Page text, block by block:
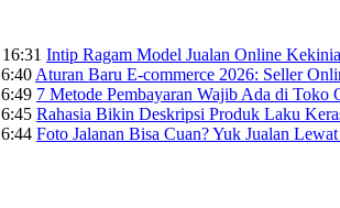
Intip Ragam Model Jualan Online
Aturan Baru E-commerce 2026: Seller
7 Metode Pembayaran Wajib Ada di Toko
Rahasia Bikin Deskripsi Produk Laku
Foto Jalanan Bisa Cuan? Yuk Jualan